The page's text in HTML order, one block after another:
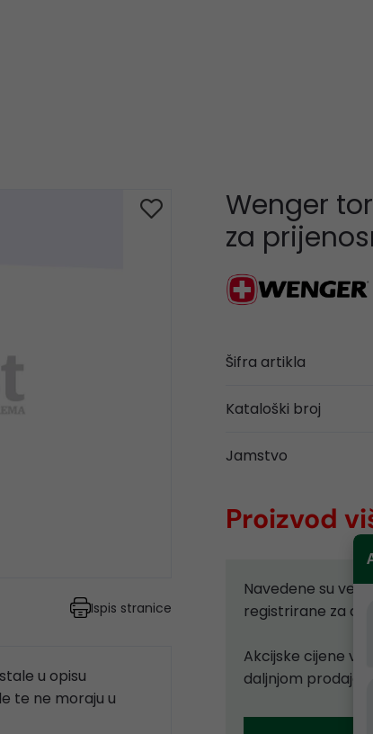
Ispis stranice
u opisu
te ne moraju u
Wenger
za
Šifra artikla
Kataloški broj
Jamstvo
Proizvod
Navedene su
registrirane za
Akcijske cijene
daljnjom prodajom.